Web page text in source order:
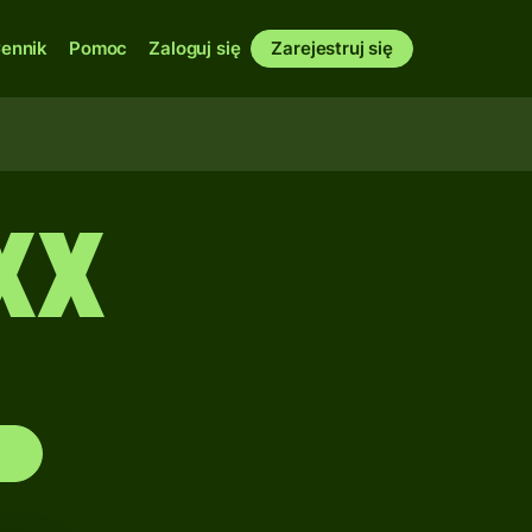
Pomoc Zaloguj się Zarejestruj się